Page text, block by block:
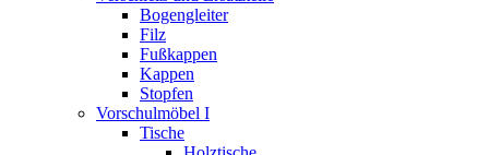
Bogengleiter
Filz
Fußkappen
Kappen
Stopfen
Vorschulmöbel I
Tische